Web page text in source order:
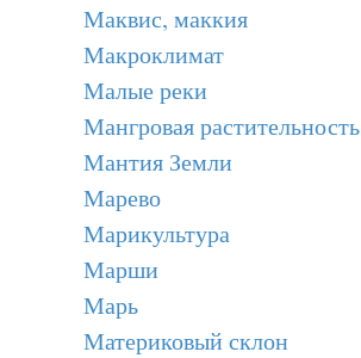
Маквис, маккия
Макроклимат
Малые реки
Мангровая растительность
Мантия Земли
Марево
Марикультура
Марши
Марь
Материковый склон